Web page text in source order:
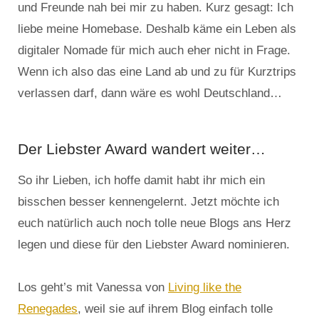
und Freunde nah bei mir zu haben. Kurz gesagt: Ich
liebe meine Homebase. Deshalb käme ein Leben als
digitaler Nomade für mich auch eher nicht in Frage.
Wenn ich also das eine Land ab und zu für Kurztrips
verlassen darf, dann wäre es wohl Deutschland…
Der Liebster Award wandert weiter…
So ihr Lieben, ich hoffe damit habt ihr mich ein
bisschen besser kennengelernt. Jetzt möchte ich
euch natürlich auch noch tolle neue Blogs ans Herz
legen und diese für den Liebster Award nominieren.
Los geht’s mit Vanessa von Living like the
Renegades, weil sie auf ihrem Blog einfach tolle